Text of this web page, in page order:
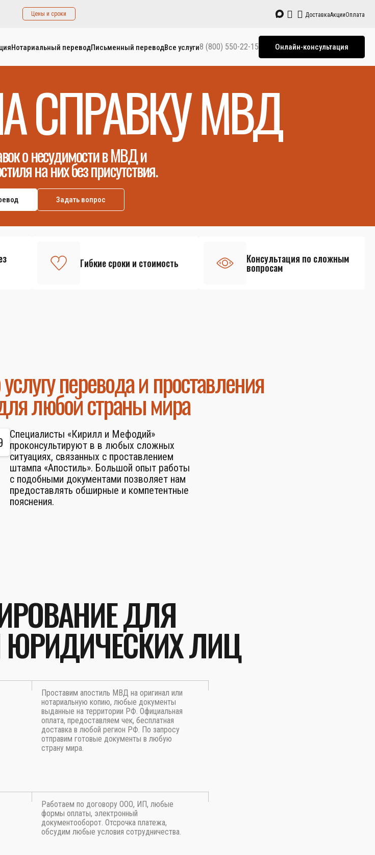
Цены и сроки ДоставкаАкцииОплата
Нотариальный переводПисьменный переводВсе услуги8 (800) 550-22-15 Онлайн-консультация
СПРАВКУ МВД
о несудимости в МВД и
на них без присутствия.
Задать вопрос
Гибкие сроки и стоимость Консультация по сложным
вопросам
перевода и проставления
любой страны мира
Специалисты «Кирилл и Мефодий»
проконсультируют в в любых сложных
ситуациях, связанных с проставлением
штампа «Апостиль». Большой опыт работы
с подобными документами позволяет нам
предоставлять обширные и компетентные
пояснения.
ДЛЯ
ЮРИДИЧЕСКИХ ЛИЦ
Проставим апостиль МВД на оригинал или
нотариальную копию, любые документы
выданные на территории РФ. Официальная
оплата, предоставляем чек, бесплатная
доставка в любой регион РФ. По запросу
отправим готовые документы в любую
страну мира.
Работаем по договору ООО, ИП, любые
формы оплаты, электронный
документооборот. Отсрочка платежа,
обсудим любые условия сотрудничества.